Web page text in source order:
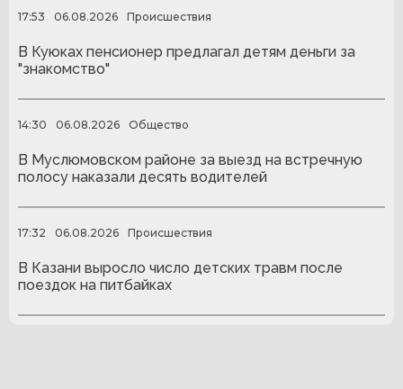
17:53 06.08.2026 Происшествия
В Куюках пенсионер предлагал детям деньги за
"знакомство"
14:30 06.08.2026 Общество
В Муслюмовском районе за выезд на встречную
полосу наказали десять водителей
17:32 06.08.2026 Происшествия
В Казани выросло число детских травм после
поездок на питбайках